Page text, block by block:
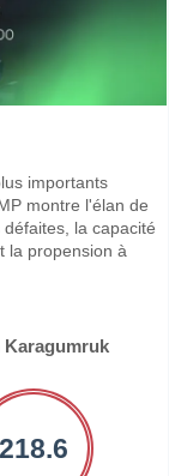
importants
montre l'élan de
la capacité
la propension à
Karagumruk
218.6